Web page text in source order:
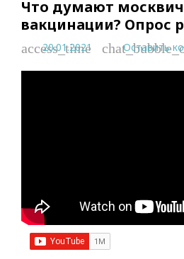
Что думают
вакцинации? Опрос
access_time
20.01.2021 Оставить